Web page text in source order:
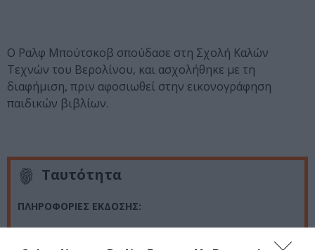
Ο Ραλφ Μπούτσκοβ σπούδασε στη Σχολή Καλών
Τεχνών του Βερολίνου, και ασχολήθηκε με τη
διαφήμιση, πριν αφοσιωθεί στην εικονογράφηση
παιδικών βιβλίων.
Ταυτότητα
ΠΛΗΡΟΦΟΡΙΕΣ ΕΚΔΟΣΗΣ: